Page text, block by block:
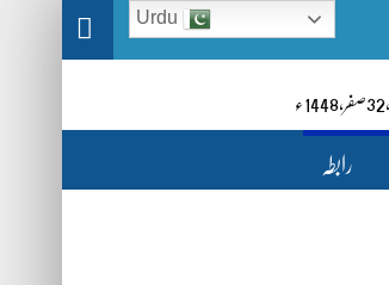
23صفر‬, 1448ء
رابطہ